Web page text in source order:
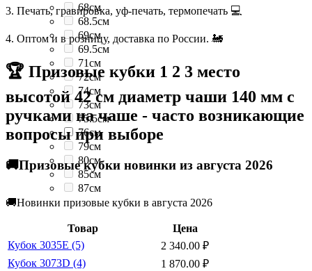
68см
68.5см
69см
69.5см
71см
72см
74см
73см
75.5см
76см
79см
80см
85см
87см
3. Печать, гравировка, уф-печать, термопечать 💻
4. Оптом и в розницу, доставка по России. 🚂
🏆 Призовые кубки 1 2 3 место
высотой 42 см диаметр чаши 140 мм с
ручками на чаше - часто возникающие
вопросы при выборе
🚚Призовые кубки новинки из августа 2026
🚚Новинки призовые кубки в августа 2026
Товар
Цена
Кубок 3035E (5)
2 340.00 ₽
Кубок 3073D (4)
1 870.00 ₽